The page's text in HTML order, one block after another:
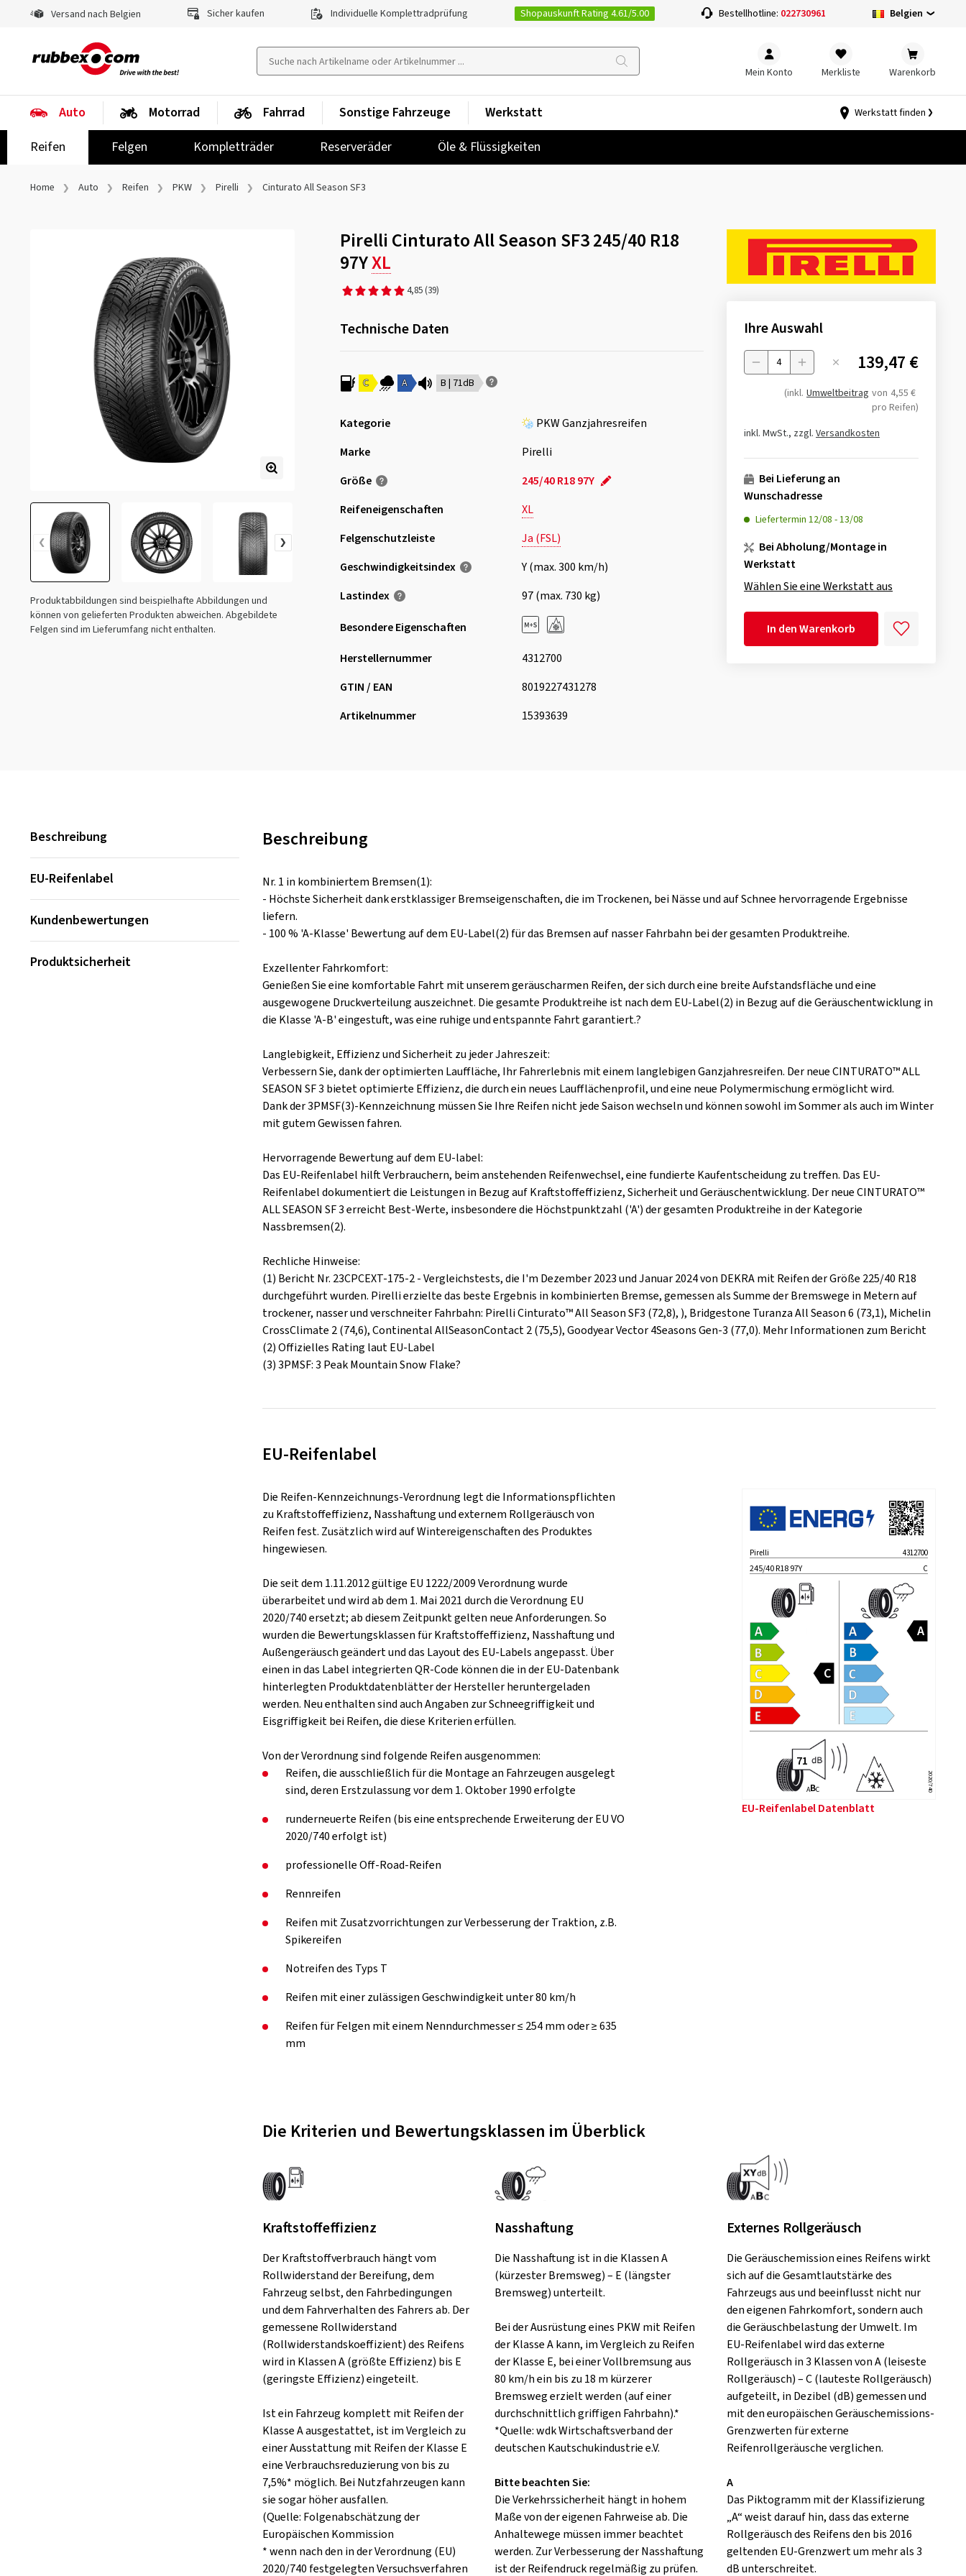
Versand nach Belgien Sicher kaufen Individuelle Komplettradprüfung Shopauskunft Rating 4.61/5.00 Bestellhotline: 022730961 Belgien
Mein Konto Merkliste Warenkorb
Auto
Reifen
Felgen Kompletträder Reserveräder Öle & Flüssigkeiten
Motorrad Fahrrad Sonstige Fahrzeuge Werkstatt Werkstatt finden
Home Auto Reifen PKW Pirelli Cinturato All Season SF3
Produktabbildungen sind beispielhafte Abbildungen und
können von gelieferten Produkten abweichen. Abgebildete
Felgen sind im Lieferumfang nicht enthalten.
Pirelli Cinturato All Season SF3 245/40 R18
97YXL
4,85 (39)
Technische Daten
C A B | 71dB
Kategorie
PKW Ganzjahresreifen
Marke
Pirelli
Größe
245/40 R18 97Y
Reifeneigenschaften
XL
Felgenschutzleiste
Ja (FSL)
Geschwindigkeits­index
Y (max. 300 km/h)
Lastindex
97 (max. 730 kg)
Besondere Eigenschaften
Herstellernummer
4312700
GTIN / EAN
8019227431278
Artikelnummer
15393639
Ihre Auswahl
Menge 139,47 €
(inkl. Umweltbeitrag von 4,55 €
pro Reifen)
inkl. MwSt., zzgl. Versandkosten
Bei Lieferung an
Wunschadresse
Liefertermin 12/08 -13/08
Bei Abholung/Montage in
Werkstatt
Wählen Sie eine Werkstatt aus
In den Warenkorb
Beschreibung
EU-Reifenlabel
Kundenbewertungen
Produktsicherheit
Beschreibung
Nr. 1 in kombiniertem Bremsen(1):
- Höchste Sicherheit dank erstklassiger Bremseigenschaften, die im Trockenen, bei Nässe und auf Schnee hervorragende Ergebnisse
liefern.
- 100 % 'A-Klasse' Bewertung auf dem EU-Label(2) für das Bremsen auf nasser Fahrbahn bei der gesamten Produktreihe.
Exzellenter Fahrkomfort:
Genießen Sie eine komfortable Fahrt mit unserem geräuscharmen Reifen, der sich durch eine breite Aufstandsfläche und eine
ausgewogene Druckverteilung auszeichnet. Die gesamte Produktreihe ist nach dem EU-Label(2) in Bezug auf die Geräuschentwicklung in
die Klasse 'A-B' eingestuft, was eine ruhige und entspannte Fahrt garantiert.?
Langlebigkeit, Effizienz und Sicherheit zu jeder Jahreszeit:
Verbessern Sie, dank der optimierten Lauffläche, Ihr Fahrerlebnis mit einem langlebigen Ganzjahresreifen. Der neue CINTURATO™ ALL
SEASON SF 3 bietet optimierte Effizienz, die durch ein neues Laufflächenprofil, und eine neue Polymermischung ermöglicht wird.
Dank der 3PMSF(3)-Kennzeichnung müssen Sie Ihre Reifen nicht jede Saison wechseln und können sowohl im Sommer als auch im Winter
mit gutem Gewissen fahren.
Hervorragende Bewertung auf dem EU-label:
Das EU-Reifenlabel hilft Verbrauchern, beim anstehenden Reifenwechsel, eine fundierte Kaufentscheidung zu treffen. Das EU-
Reifenlabel dokumentiert die Leistungen in Bezug auf Kraftstoffeffizienz, Sicherheit und Geräuschentwicklung. Der neue CINTURATO™
ALL SEASON SF 3 erreicht Best-Werte, insbesondere die Höchstpunktzahl ('A') der gesamten Produktreihe in der Kategorie
Nassbremsen(2).
Rechliche Hinweise:
(1) Bericht Nr. 23CPCEXT-175-2 - Vergleichstests, die I'm Dezember 2023 und Januar 2024 von DEKRA mit Reifen der Größe 225/40 R18
durchgeführt wurden. Pirelli erzielte das beste Ergebnis in kombinierten Bremse, gemessen als Summe der Bremswege in Metern auf
trockener, nasser und verschneiter Fahrbahn: Pirelli Cinturato™ All Season SF3 (72,8), ), Bridgestone Turanza All Season 6 (73,1), Michelin
CrossClimate 2 (74,6), Continental AllSeasonContact 2 (75,5), Goodyear Vector 4Seasons Gen-3 (77,0). Mehr Informationen zum Bericht
(2) Offizielles Rating laut EU-Label
(3) 3PMSF: 3 Peak Mountain Snow Flake?
EU-Reifenlabel
Die Reifen-Kennzeichnungs-Verordnung legt die Informationspflichten
zu Kraftstoffeffizienz, Nasshaftung und externem Rollgeräusch von
Reifen fest. Zusätzlich wird auf Wintereigenschaften des Produktes
hingewiesen.
Die seit dem 1.11.2012 gültige EU 1222/2009 Verordnung wurde
überarbeitet und wird ab dem 1. Mai 2021 durch die Verordnung EU
2020/740 ersetzt; ab diesem Zeitpunkt gelten neue Anforderungen. So
wurden die Bewertungsklassen für Kraftstoffeffizienz, Nasshaftung und
Außengeräusch geändert und das Layout des EU-Labels angepasst. Über
einen in das Label integrierten QR-Code können die in der EU-Datenbank
hinterlegten Produktdatenblätter der Hersteller heruntergeladen
werden. Neu enthalten sind auch Angaben zur Schneegriffigkeit und
Eisgriffigkeit bei Reifen, die diese Kriterien erfüllen.
Von der Verordnung sind folgende Reifen ausgenommen:
Reifen, die ausschließlich für die Montage an Fahrzeugen ausgelegt
sind, deren Erstzulassung vor dem 1. Oktober 1990 erfolgte
runderneuerte Reifen (bis eine entsprechende Erweiterung der EU VO
2020/740 erfolgt ist)
professionelle Off-Road-Reifen
Rennreifen
Reifen mit Zusatzvorrichtungen zur Verbesserung der Traktion, z.B.
Spikereifen
Notreifen des Typs T
Reifen mit einer zulässigen Geschwindigkeit unter 80 km/h
Reifen für Felgen mit einem Nenndurchmesser ≤ 254 mm oder ≥ 635
mm
Pirelli 4312700
245/40 R18 97Y C
ABC 2020/740
EU-Reifenlabel Datenblatt
Die Kriterien und Bewertungsklassen im Überblick
Kraftstoffeffizienz
Der Kraftstoffverbrauch hängt vom
Rollwiderstand der Bereifung, dem
Fahrzeug selbst, den Fahrbedingungen
und dem Fahrverhalten des Fahrers ab. Der
gemessene Rollwiderstand
(Rollwiderstandskoeffizient) des Reifens
wird in Klassen A (größte Effizienz) bis E
(geringste Effizienz) eingeteilt.
Ist ein Fahrzeug komplett mit Reifen der
Klasse A ausgestattet, ist im Vergleich zu
einer Ausstattung mit Reifen der Klasse E
eine Verbrauchsreduzierung von bis zu
7,5%* möglich. Bei Nutzfahrzeugen kann
sie sogar höher ausfallen.
(Quelle: Folgenabschätzung der
Europäischen Kommission
* wenn nach den in der Verordnung (EU)
2020/740 festgelegten Versuchsverfahren
Nasshaftung
Die Nasshaftung ist in die Klassen A
(kürzester Bremsweg) – E (längster
Bremsweg) unterteilt.
Bei der Ausrüstung eines PKW mit Reifen
der Klasse A kann, im Vergleich zu Reifen
der Klasse E, bei einer Vollbremsung aus
80 km/h ein bis zu 18 m kürzerer
Bremsweg erzielt werden (auf einer
durchschnittlich griffigen Fahrbahn).*
*Quelle: wdk Wirtschaftsverband der
deutschen Kautschukindustrie e.V.
Bitte beachten Sie:
Die Verkehrssicherheit hängt in hohem
Maße von der eigenen Fahrweise ab. Die
Anhaltewege müssen immer beachtet
werden. Zur Verbesserung der Nasshaftung
ist der Reifendruck regelmäßig zu prüfen.
Externes Rollgeräusch
Die Geräuschemission eines Reifens wirkt
sich auf die Gesamtlautstärke des
Fahrzeugs aus und beeinflusst nicht nur
den eigenen Fahrkomfort, sondern auch
die Geräuschbelastung der Umwelt. Im
EU-Reifenlabel wird das externe
Rollgeräusch in 3 Klassen von A (leiseste
Rollgeräusch) – C (lauteste Rollgeräusch)
aufgeteilt, in Dezibel (dB) gemessen und
mit den europäischen Geräuschemissions-
Grenzwerten für externe
Reifenrollgeräusche verglichen.
A
Das Piktogramm mit der Klassifizierung
„A“ weist darauf hin, dass das externe
Rollgeräusch des Reifens den bis 2016
geltenden EU-Grenzwert um mehr als 3
dB unterschreitet.